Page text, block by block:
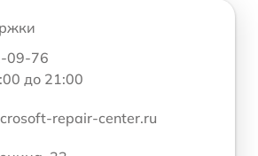
09-76
до 21:00
repair-center.ru